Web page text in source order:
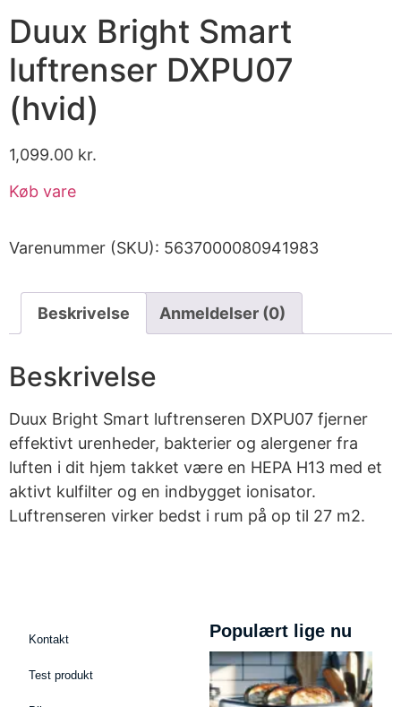
Duux Bright Smart
luftrenser DXPU07
(hvid)
1,099.00 kr.
Køb vare
Varenummer (SKU): 5637000080941983
Beskrivelse Anmeldelser (0)
Beskrivelse
Duux Bright Smart luftrenseren DXPU07 fjerner
effektivt urenheder, bakterier og alergener fra
luften i dit hjem takket være en HEPA H13 med et
aktivt kulfilter og en indbygget ionisator.
Luftrenseren virker bedst i rum på op til 27 m2.
Kontakt
Test produkt
Populært lige nu